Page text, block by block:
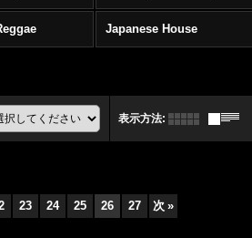
Japanese House
表示方法:
23 24 25 26 27 次 »